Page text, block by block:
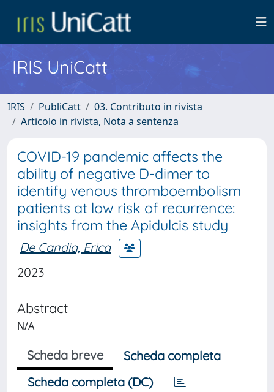
IRIS UniCatt
IRIS PubliCatt
03. Contributo in rivista
Articolo in rivista, Nota a sentenza
COVID-19 pandemic affects the
ability of negative D-dimer to
identify venous thromboembolism
patients at low risk of recurrence:
insights from the Apidulcis study
De Candia, Erica
2023
Abstract
N/A
Scheda breve
Scheda completa
Scheda completa (DC)